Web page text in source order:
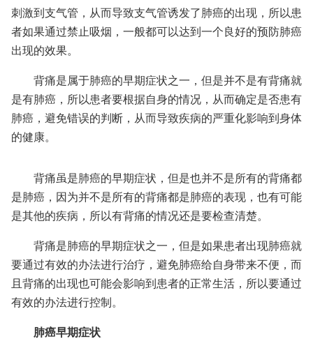
刺激到支气管，从而导致支气管诱发了肺癌的出现，所以患
者如果通过禁止吸烟，一般都可以达到一个良好的预防肺癌
出现的效果。
背痛是属于肺癌的早期症状之一，但是并不是有背痛就
是有肺癌，所以患者要根据自身的情况，从而确定是否患有
肺癌，避免错误的判断，从而导致疾病的严重化影响到身体
的健康。
背痛虽是肺癌的早期症状，但是也并不是所有的背痛都
是肺癌，因为并不是所有的背痛都是肺癌的表现，也有可能
是其他的疾病，所以有背痛的情况还是要检查清楚。
背痛是肺癌的早期症状之一，但是如果患者出现肺癌就
要通过有效的办法进行治疗，避免肺癌给自身带来不便，而
且背痛的出现也可能会影响到患者的正常生活，所以要通过
有效的办法进行控制。
肺癌早期症状